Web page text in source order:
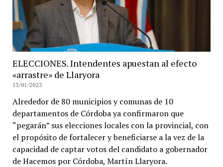
ELECCIONES. Intendentes apuestan al efecto
«arrastre» de Llaryora
13/01/2023
Alrededor de 80 municipios y comunas de 10
departamentos de Córdoba ya confirmaron que
“pegarán” sus elecciones locales con la provincial, con
el propósito de fortalecer y beneficiarse a la vez de la
capacidad de captar votos del candidato a gobernador
de Hacemos por Córdoba, Martín Llaryora.